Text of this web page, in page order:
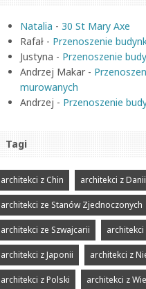
Natalia - 30 St Mary Axe
Rafał - Przenoszenie
Justyna - Przenoszenie
Andrzej Makar -
murowanych
Andrzej - Przenoszenie
Tagi
architekci z Chin architekci z Danii
architekci ze Stanów Zjednoczonych
architekci ze Szwajcarii architekci
architekci z Japonii architekci z
architekci z Polski architekci z